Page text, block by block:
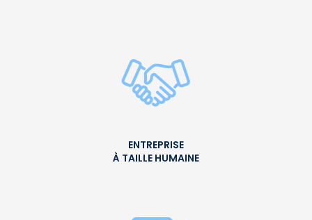
ENTREPRISE
À TAILLE HUMAINE